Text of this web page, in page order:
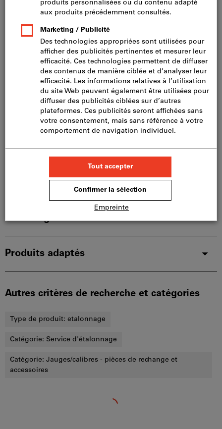
32
Livraison en 1 à 2 semaines
Ajouter à la liste de favoris Partager l’article
Catalogue interactif
Détails du produit
Description
Téléchargements et documents
Produits adaptés
Autres critères de recherche et catégories
Type de produit: etalonnage
Catégorie: Service d'étalonnage
Catégorie: Jauges/calibres - pièces de rechange et
accessoires